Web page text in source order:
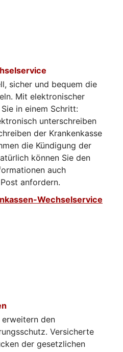
sicher und bequem die
Mit elektronischer
in einem Schritt:
unterschreiben
der Krankenkasse
die Kündigung der
können Sie den
auch
anfordern.
Wechselservice
den
Versicherte
der gesetzlichen